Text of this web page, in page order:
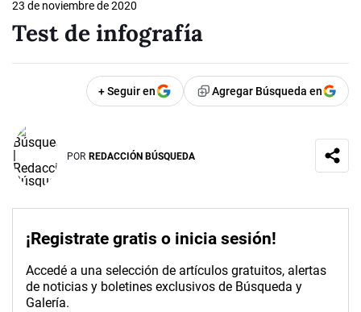
23 de noviembre de 2020
Test de infografía
+ Seguir en Agregar Búsqueda en
POR REDACCIÓN BÚSQUEDA
¡Registrate gratis o inicia sesión!
Accedé a una selección de artículos gratuitos, alertas
de noticias y boletines exclusivos de Búsqueda y
Galería.